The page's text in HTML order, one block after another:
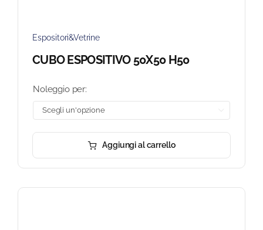
Espositori&Vetrine
CUBO ESPOSITIVO 50X50 H50
Noleggio per:
Aggiungi al carrello